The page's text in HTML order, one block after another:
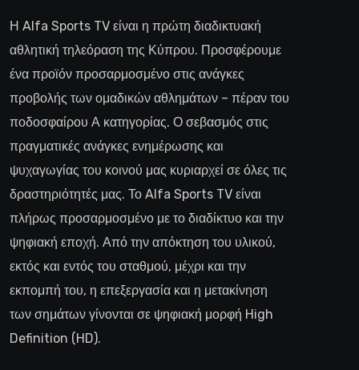
Η Alfa Sports TV είναι η πρώτη διαδικτυακή
αθλητική τηλεόραση της Κύπρου. Προσφέρουμε
ένα προϊόν προσαρμοσμένο στις ανάγκες
προβολής των ομαδικών αθλημάτων – πέραν του
ποδοσφαίρου Α κατηγορίας. Ο σεβασμός στις
πραγματικές ανάγκες ενημέρωσης και
ψυχαγωγίας του κοινού μας κυριαρχεί σε όλες τις
δραστηριότητές μας. Το Alfa Sports TV είναι
πλήρως προσαρμοσμένο με το διαδίκτυο και την
ψηφιακή εποχή. Από την απόκτηση του υλικού,
εκτός και εντός του σταθμού, μέχρι και την
εκπομπή του, η επεξεργασία και η μετακίνηση
των σημάτων γίνονται σε ψηφιακή μορφή High
Definition (HD).